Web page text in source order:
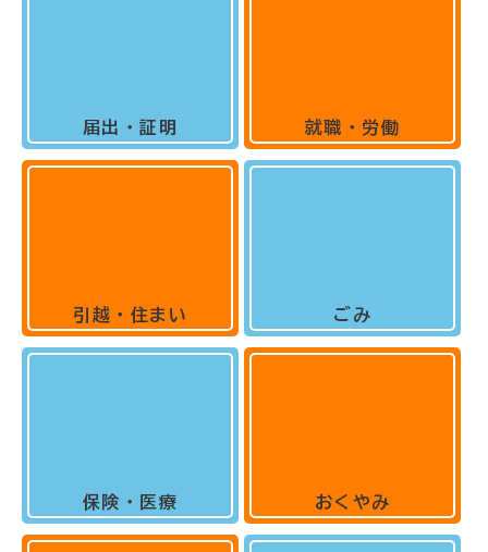
届出・証明
引越・住まい
保険・医療
就職・労働
ごみ
おくやみ